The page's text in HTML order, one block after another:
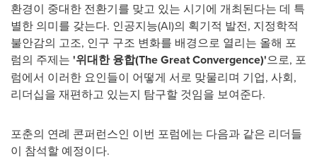
환경이 중대한 전환기를 맞고 있는 시기에 개최된다는 데 특
별한 의미를 갖는다. 인공지능(AI)의 획기적 발전, 지정학적
불안감의 고조, 인구 구조 변화를 배경으로 열리는 올해 포
럼의 주제는 '위대한 융합(The Great Convergence)'으로, 포
럼에서 이러한 요인들이 어떻게 서로 맞물리며 기업, 사회,
리더십을 재편하고 있는지 탐구할 것임을 보여준다.
포춘의 연례 콘퍼런스인 이번 포럼에는 다음과 같은 리더들
이 참석할 예정이다.